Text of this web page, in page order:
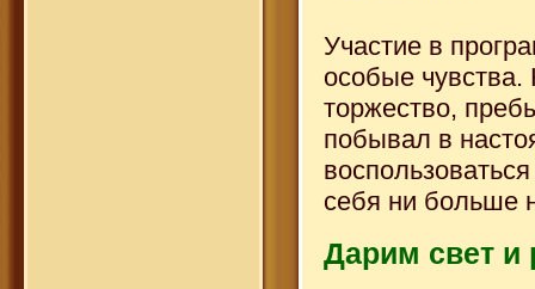
Участие в
особые
торжество,
побывал в
себя ни больше
Дарим свет и